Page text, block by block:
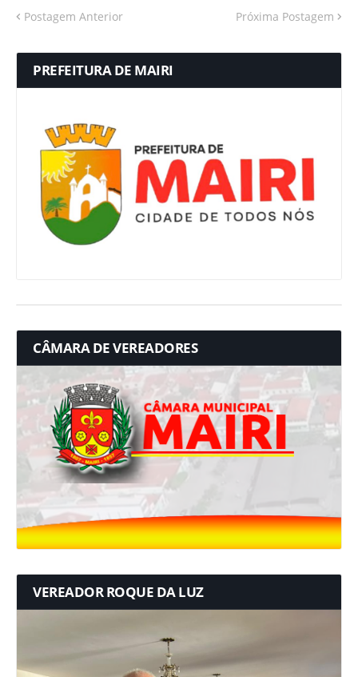
Postagem Anterior Próxima Postagem
PREFEITURA DE MAIRI
CÂMARA DE VEREADORES
VEREADOR ROQUE DA LUZ